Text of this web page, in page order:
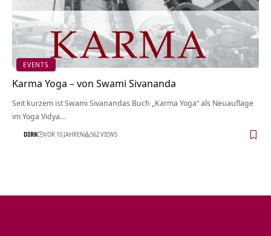
EVENTS
Karma Yoga – von Swami Sivananda
Seit kurzem ist Swami Sivanandas Buch „Karma Yoga“ als Neuauflage
im Yoga Vidya…
DIRK VOR 10 JAHREN 562 VIEWS